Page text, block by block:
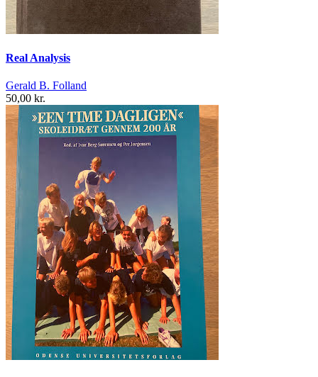
Real Analysis
Gerald B. Folland
50,00 kr.